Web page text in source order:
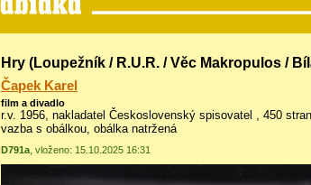
Hry (Loupežník / R.U.R. / Věc Makropulos /
Čapek Karel
film a divadlo
r.v. 1956, nakladatel Československý spisovatel , 450
vazba s obálkou, obálka natržená
D791a , vloženo: 15.10.2025 16:31